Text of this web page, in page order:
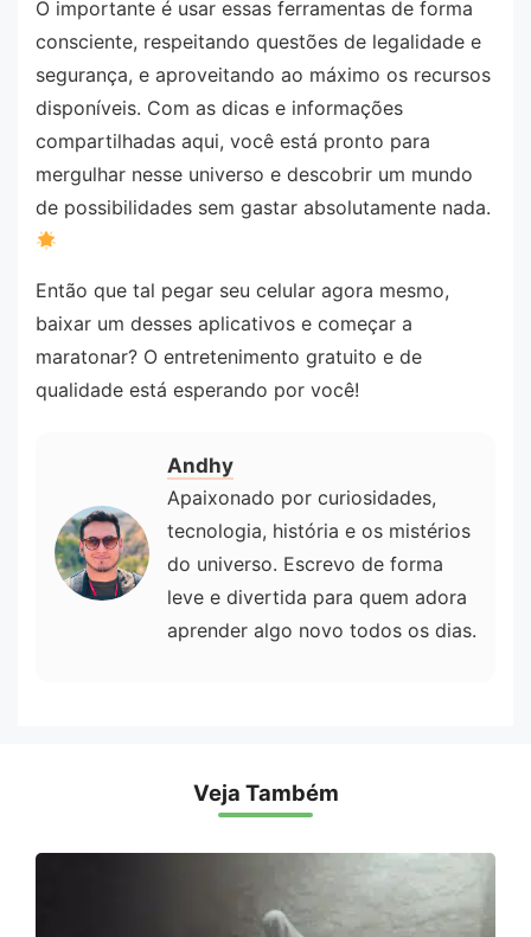
O importante é usar essas ferramentas de forma
consciente, respeitando questões de legalidade e
segurança, e aproveitando ao máximo os recursos
disponíveis. Com as dicas e informações
compartilhadas aqui, você está pronto para
mergulhar nesse universo e descobrir um mundo
de possibilidades sem gastar absolutamente nada.
Então que tal pegar seu celular agora mesmo,
baixar um desses aplicativos e começar a
maratonar? O entretenimento gratuito e de
qualidade está esperando por você!
Andhy
Apaixonado por curiosidades,
tecnologia, história e os mistérios
do universo. Escrevo de forma
leve e divertida para quem adora
aprender algo novo todos os dias.
Veja Também